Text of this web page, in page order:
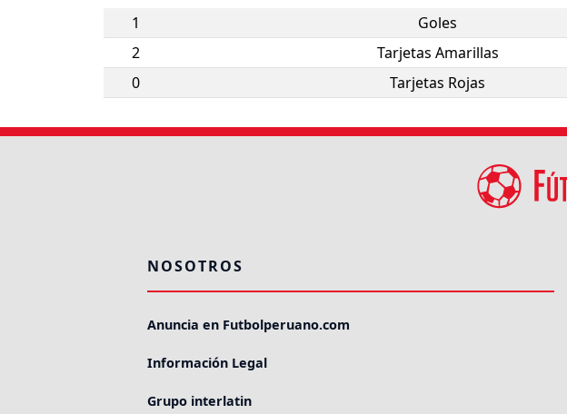
1 Goles
2
Tarjetas Amarillas
0
Tarjetas Rojas
NOSOTROS
Anuncia en Futbolperuano.com
Información Legal
Grupo interlatin